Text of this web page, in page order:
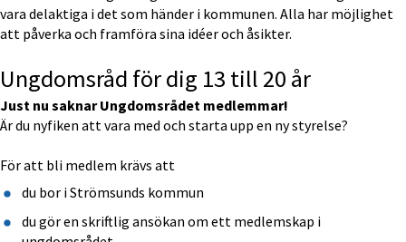
vara delaktiga i det som händer i kommunen. Alla har möjlighet
att påverka och framföra sina idéer och åsikter.
Ungdomsråd för dig 13 till 20 år
Just nu saknar Ungdomsrådet medlemmar!
Är du nyfiken att vara med och starta upp en ny styrelse?
För att bli medlem krävs att
du bor i Strömsunds kommun
du gör en skriftlig ansökan om ett medlemskap i